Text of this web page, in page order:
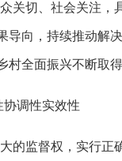
关切、社会关注，
导向，持续推动解
村全面振兴不断取
协调性实效性
的监督权，实行正